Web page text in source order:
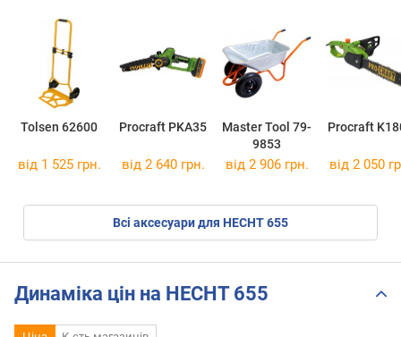
Tolsen 62600 Procraft PKA35
Master Tool 79-
9853
Procraft
від 1 525 грн. від 2 640 грн. від 2 906 грн. від 2 050
Всі аксесуари для HECHT 655
Динаміка цін на HECHT 655